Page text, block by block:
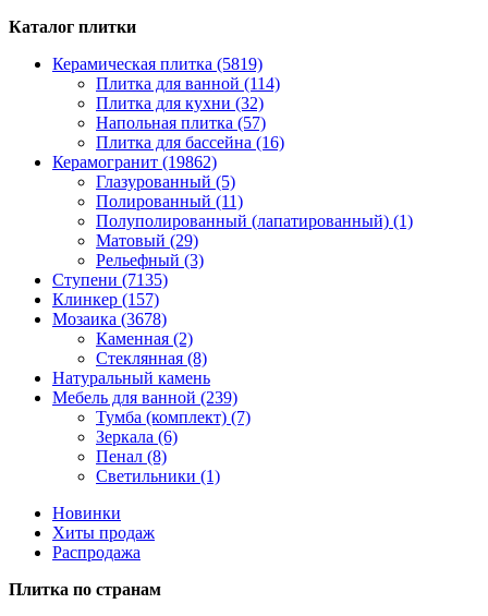
Каталог плитки
Керамическая плитка (5819)
Плитка для ванной (114)
Плитка для кухни (32)
Напольная плитка (57)
Плитка для бассейна (16)
Керамогранит (19862)
Глазурованный (5)
Полированный (11)
Полуполированный (лапатированный) (1)
Матовый (29)
Рельефный (3)
Ступени (7135)
Клинкер (157)
Мозаика (3678)
Каменная (2)
Стеклянная (8)
Натуральный камень
Мебель для ванной (239)
Тумба (комплект) (7)
Зеркала (6)
Пенал (8)
Светильники (1)
Новинки
Хиты продаж
Распродажа
Плитка по странам